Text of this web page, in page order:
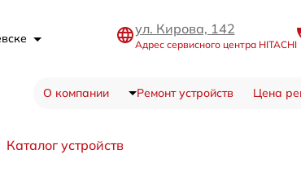
ул. Кирова, 142
Адрес сервисного центра HITACHI
О компании Ремонт устройств Цена
Каталог устройств